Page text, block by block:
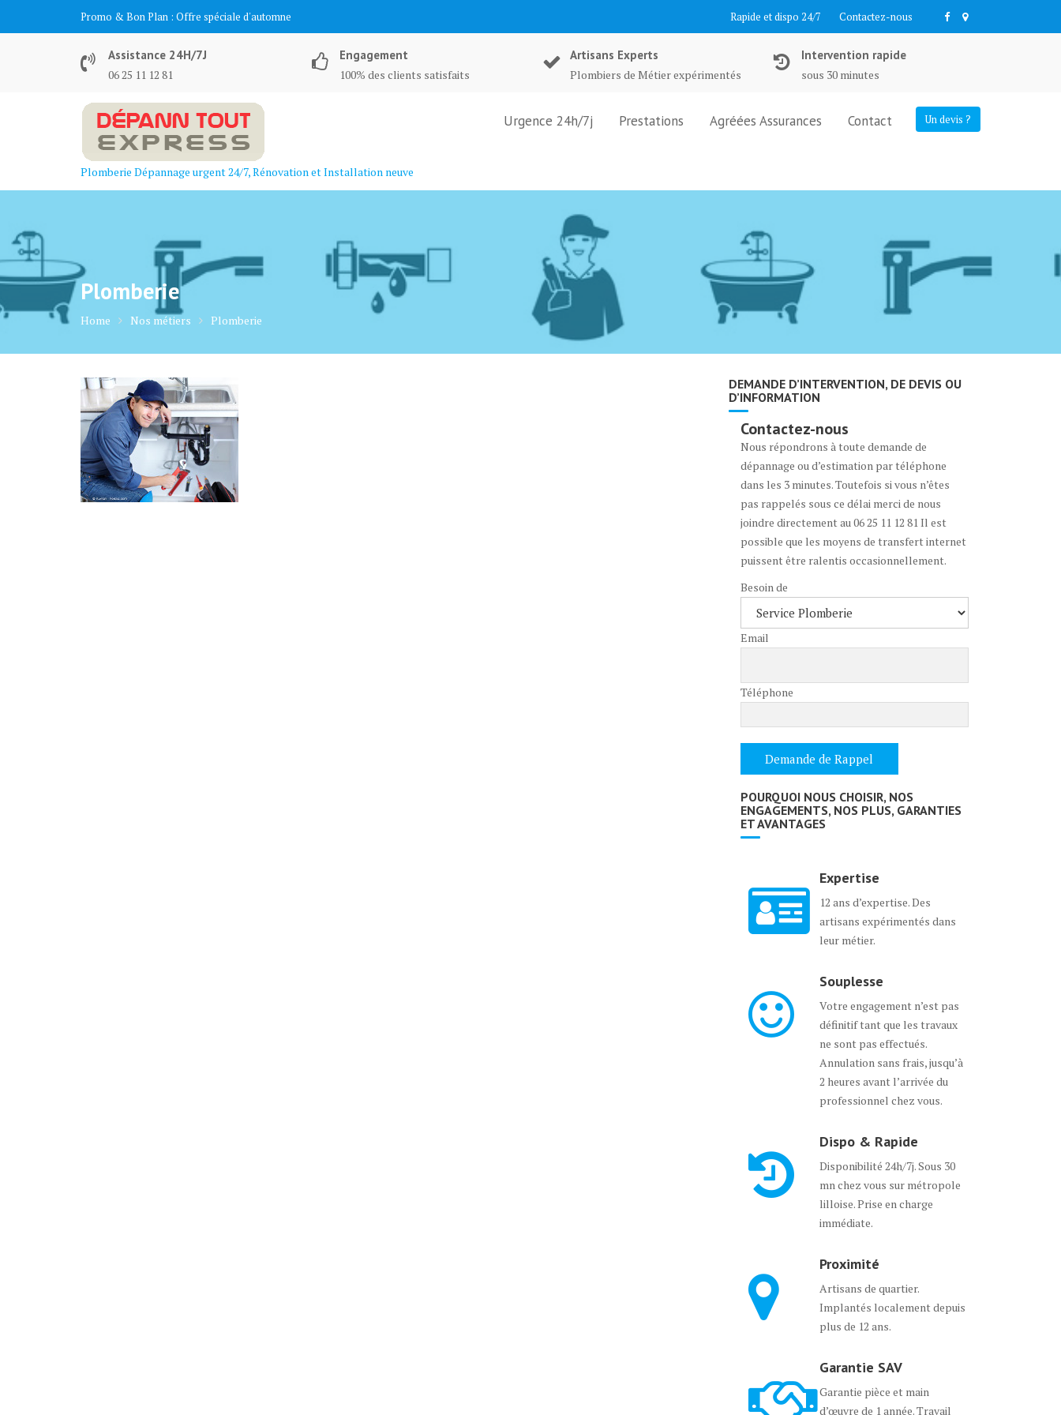
Promo & Bon Plan : Offre spéciale d'automne Rapide et dispo 24/7 Contactez-nous
Assistance 24H/7J
06 25 11 12 81
Engagement
100% des clients satisfaits
Artisans Experts
Plombiers de Métier expérimentés
Intervention rapide
sous 30 minutes
Plomberie Dépannage urgent 24/7, Rénovation et Installation neuve
Un devis ?
Urgence 24h/7j Prestations Agréées Assurances Contact
Plomberie
Home Nos métiers Plomberie
DEMANDE D’INTERVENTION, DE DEVIS OU
D’INFORMATION
Contactez-nous
Nous répondrons à toute demande de
dépannage ou d’estimation par téléphone
dans les 3 minutes. Toutefois si vous n’êtes
pas rappelés sous ce délai merci de nous
joindre directement au 06 25 11 12 81 Il est
possible que les moyens de transfert internet
puissent être ralentis occasionnellement.
Besoin de
Email
Téléphone
POURQUOI NOUS CHOISIR, NOS
ENGAGEMENTS, NOS PLUS, GARANTIES
ET AVANTAGES
Expertise
12 ans d’expertise. Des
artisans expérimentés dans
leur métier.
Souplesse
Votre engagement n’est pas
définitif tant que les travaux
ne sont pas effectués.
Annulation sans frais, jusqu’à
2 heures avant l’arrivée du
professionnel chez vous.
Dispo & Rapide
Disponibilité 24h/7j. Sous 30
mn chez vous sur métropole
lilloise. Prise en charge
immédiate.
Proximité
Artisans de quartier.
Implantés localement depuis
plus de 12 ans.
Garantie SAV
Garantie pièce et main
d’œuvre de 1 année. Travail